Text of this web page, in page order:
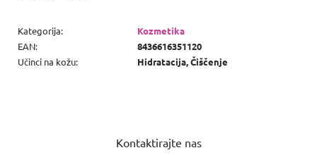
Kategorija:
Kozmetika
EAN:
8436616351120
Učinci na kožu: Hidratacija, Čiščenje
Kontaktirajte nas